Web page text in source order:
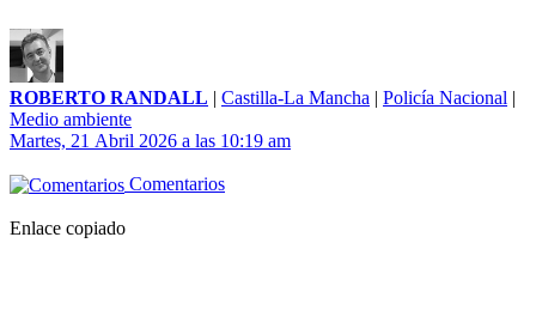
ROBERTO RANDALL | Castilla-La Mancha | Policía Nacional |
Medio ambiente
Martes, 21 Abril 2026 a las 10:19 am
Comentarios
Enlace copiado